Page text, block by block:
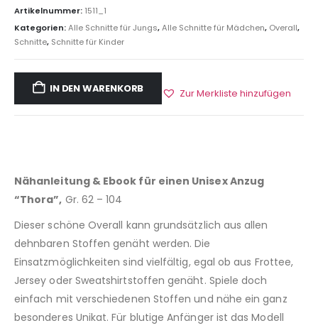
Artikelnummer: 1511_1
Kategorien:Alle Schnitte für Jungs,Alle Schnitte für Mädchen, Overall,
Schnitte, Schnitte für Kinder
IN DEN WARENKORB Zur Merkliste hinzufügen
Nähanleitung & Ebook für einen Unisex Anzug
“Thora”, Gr. 62 – 104
Dieser schöne Overall kann grundsätzlich aus allen
dehnbaren Stoffen genäht werden. Die
Einsatzmöglichkeiten sind vielfältig, egal ob aus Frottee,
Jersey oder Sweatshirtstoffen genäht. Spiele doch
einfach mit verschiedenen Stoffen und nähe ein ganz
besonderes Unikat. Für blutige Anfänger ist das Modell